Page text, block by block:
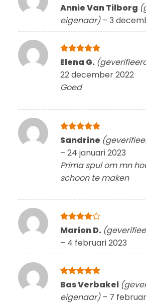
Gewaardeerd
5 uit 5
Annie Van Tilborg
eigenaar) – 3
Gewaardeerd
Elena G.
22 december 2022
Goed
Gewaardeerd
5uit 5
Sandrine
– 24 januari 2023
Prima spul om mn
schoon te maken
Gewaardeerd
Marion D.
– 4 februari 2023
Gewaardeerd
Bas Verbakel
eigenaar) – 7